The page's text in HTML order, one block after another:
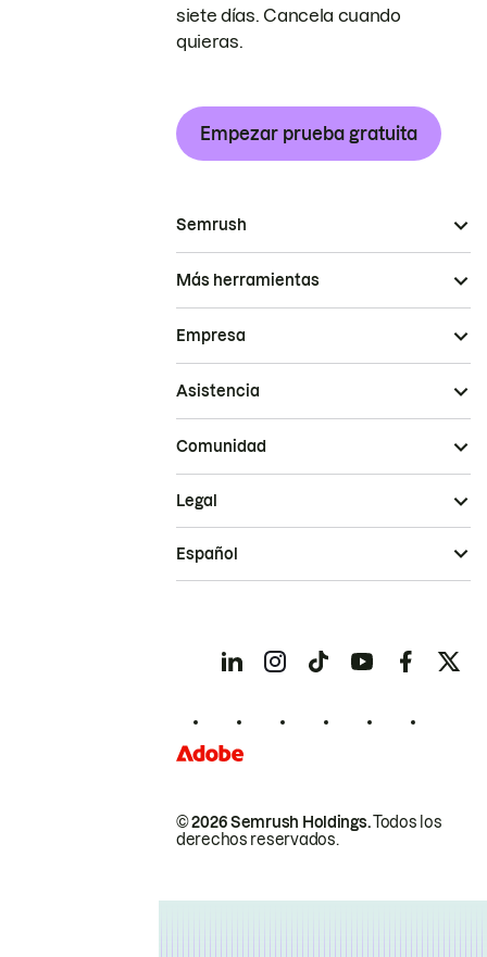
siete días. Cancela cuando
quieras.
Empezar prueba gratuita
Semrush
Más herramientas
Empresa
Asistencia
Comunidad
© 2026 Semrush Holdings.Todos los
derechos reservados.
Legal
Español